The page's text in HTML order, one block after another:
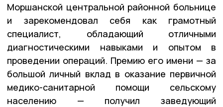
Моршанской центральной районной больнице
и зарекомендовал себя как грамотный
специалист, обладающий отличными
диагностическими навыками и опытом в
проведении операций. Премию его имени — за
большой личный вклад в оказание первичной
медико-санитарной помощи сельскому
населению — получил заведующий